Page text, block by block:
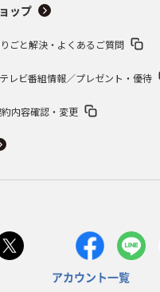
ップ
ごと解決・よくあるご質問
テレビ番組情報／プレゼント・優待
約内容確認・変更
アカウント一覧